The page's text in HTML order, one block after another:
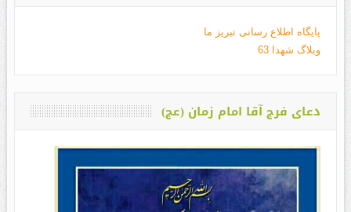
پایگاه اطلاع رسانی تبریز ما
وبلاگ شهدا 63
دعای فرج آقا امام زمان (عج)